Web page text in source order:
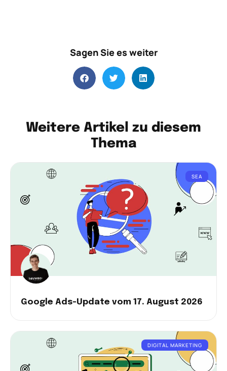
Sagen Sie es weiter
Weitere Artikel zu diesem
Thema
SEA
Google Ads-Update vom 17. August 2026
DIGITAL MARKETING